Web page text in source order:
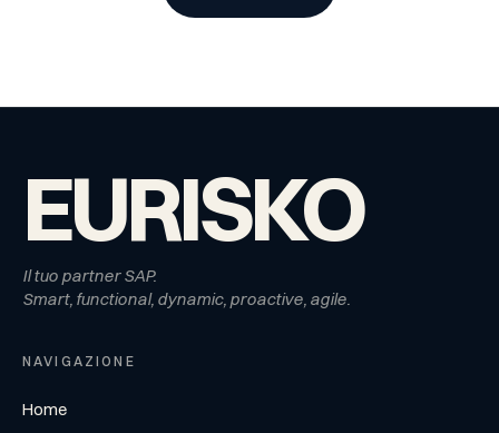
EURISKO
Il tuo partner SAP.
Smart, functional, dynamic, proactive, agile.
NAVIGAZIONE
Home